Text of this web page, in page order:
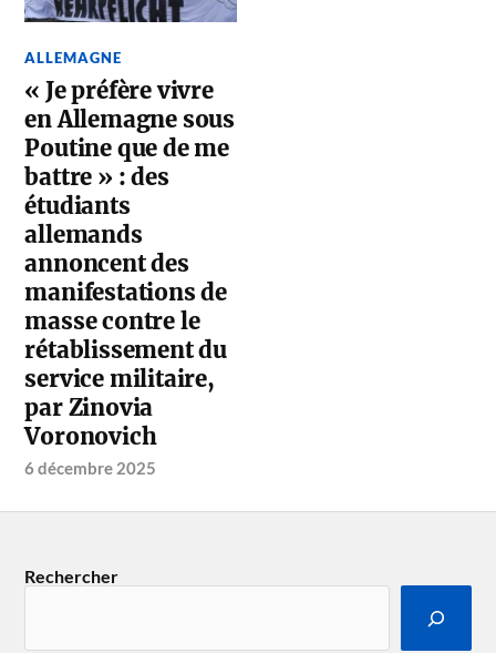
ALLEMAGNE
« Je préfère vivre
en Allemagne sous
Poutine que de me
battre » : des
étudiants
allemands
annoncent des
manifestations de
masse contre le
rétablissement du
service militaire,
par Zinovia
Voronovich
6 décembre 2025
Rechercher